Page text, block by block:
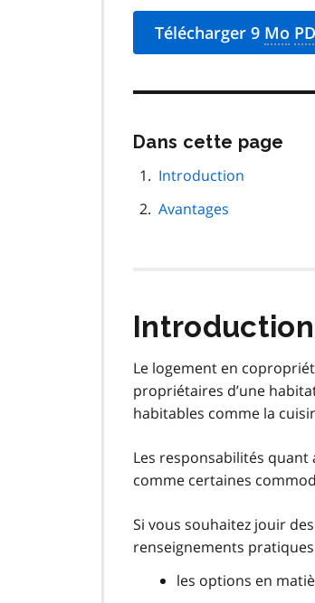
Télécharger 9 Mo
Dans cette page
Introduction
Avantages
Introduction
Le logement en
propriétaires d’une
habitables comme la
Les responsabilités
comme certaines
Si vous souhaitez jouir
renseignements
les options en